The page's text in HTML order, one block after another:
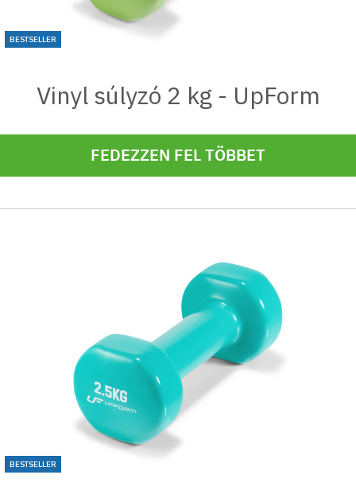
BESTSELLER
Vinyl súlyzó 2 kg - UpForm
FEDEZZEN FEL TÖBBET
BESTSELLER